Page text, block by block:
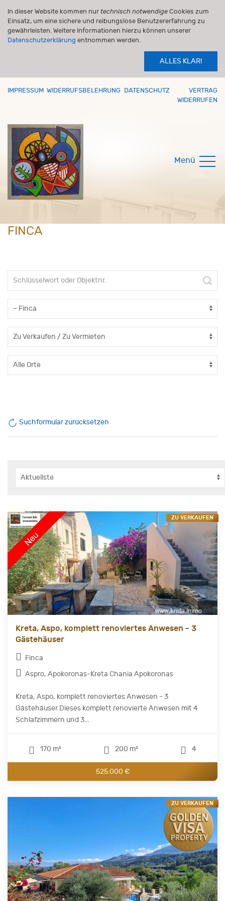
In dieser Website kommen nur technisch notwendige Cookies zum
Einsatz, um eine sichere und reibungslose Benutzererfahrung zu
gewährleisten. Weitere Informationen hierzu können unserer
Datenschutzerklärung entnommen werden.
ALLES KLAR!
IMPRESSUM WIDERRUFSBELEHRUNG DATENSCHUTZ
VERTRAG
WIDERRUFEN
Menü
FINCA
Suchformular zurücksetzen
Kreta, Aspo, komplett renoviertes Anwesen - 3
Gästehäuser
Finca
Aspro, Apokoronas-Kreta Chania Apokoronas
Kreta, Aspo, komplett renoviertes Anwesen - 3
Gästehäuser Dieses komplett renovierte Anwesen mit 4
Schlafzimmern und 3...
170 m² 200 m² 4
525.000 €
ZU VERKAUFEN
ZU VERKAUFEN